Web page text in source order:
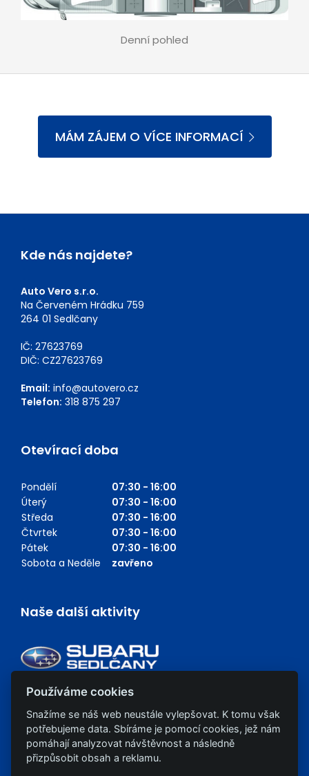
Denní pohled
MÁM ZÁJEM O VÍCE INFORMACÍ
Kde nás najdete?
Auto Vero s.r.o.
Na Červeném Hrádku 759
264 01 Sedlčany
IČ: 27623769
DIČ: CZ27623769
Email: info@autovero.cz
Telefon: 318 875 297
Otevírací doba
Pondělí
07:30 - 16:00
Úterý
07:30 - 16:00
Středa
07:30 - 16:00
Čtvrtek
07:30 - 16:00
Pátek
07:30 - 16:00
Sobota a Neděle
zavřeno
Naše další aktivity
Používáme cookies
Snažíme se náš web neustále vylepšovat. K tomu však
potřebujeme data. Sbíráme je pomocí cookies, jež nám
pomáhají analyzovat návštěvnost a následně
přizpůsobit obsah a reklamu.